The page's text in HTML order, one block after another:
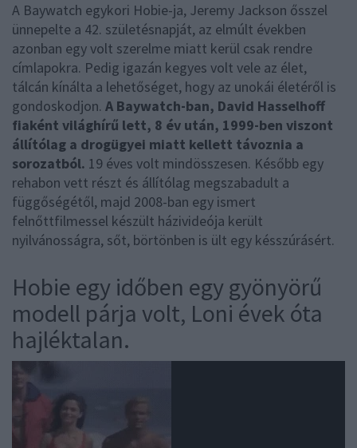
A Baywatch egykori Hobie-ja, Jeremy Jackson ősszel
ünnepelte a 42. születésnapját, az elmúlt években
azonban egy volt szerelme miatt kerül csak rendre
címlapokra. Pedig igazán kegyes volt vele az élet,
tálcán kínálta a lehetőséget, hogy az unokái életéről is
gondoskodjon. A Baywatch-ban, David Hasselhoff
fiaként világhírű lett, 8 év után, 1999-ben viszont
állítólag a drogügyei miatt kellett távoznia a
sorozatból. 19 éves volt mindösszesen. Később egy
rehabon vett részt és állítólag megszabadult a
függőségétől, majd 2008-ban egy ismert
felnőttfilmessel készült házivideója került
nyilvánosságra, sőt, börtönben is ült egy késszúrásért.
Hobie egy időben egy gyönyörű
modell párja volt, Loni évek óta
hajléktalan.